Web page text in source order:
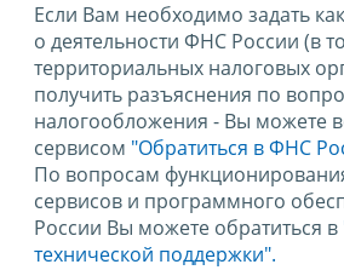
Если Вам необходимо задать
о деятельности ФНС России (в
территориальных налоговых
получить разъяснения по
налогообложения - Вы можете
сервисом "Обратиться в ФНС
По вопросам
сервисов и программного
России Вы можете обратиться в
технической поддержки".